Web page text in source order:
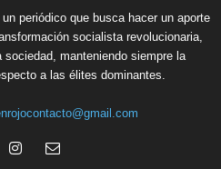
periódico que busca hacer un aporte
socialista revolucionaria,
manteniendo siempre la
a las élites dominantes.